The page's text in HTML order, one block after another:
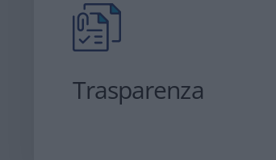
Trasparenza